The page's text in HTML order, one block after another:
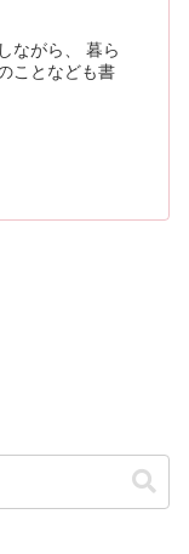
ながら、 暮ら
ことなども書